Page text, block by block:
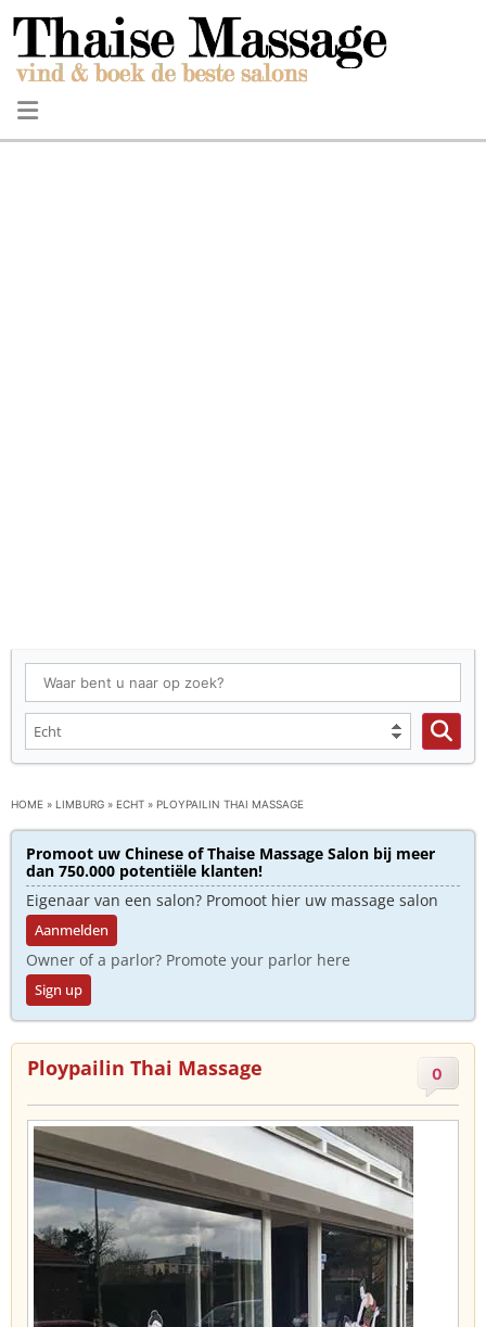
HOME » LIMBURG » ECHT » PLOYPAILIN THAI MASSAGE
Promoot uw Chinese of Thaise Massage Salon bij meer
dan 750.000 potentiële klanten!
Eigenaar van een salon? Promoot hier uw massage salon
Aanmelden
Owner of a parlor? Promote your parlor here
Sign up
Ploypailin Thai Massage 0